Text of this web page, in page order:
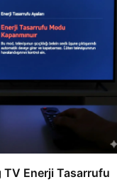
TV Enerji Tasarrufu